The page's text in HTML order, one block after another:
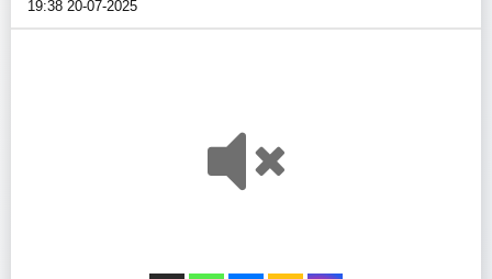
19:38 20-07-2025